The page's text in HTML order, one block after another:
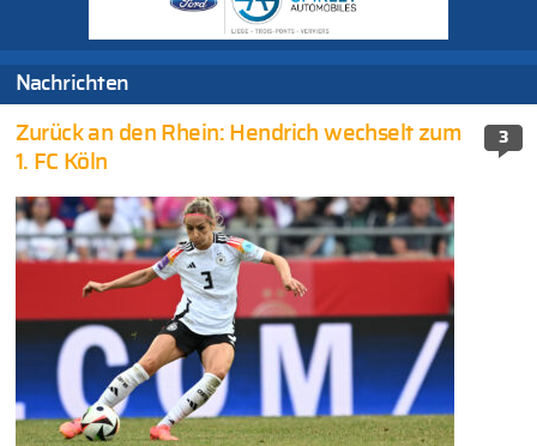
Nachrichten
3
Zurück an den Rhein: Hendrich wechselt zum
1. FC Köln